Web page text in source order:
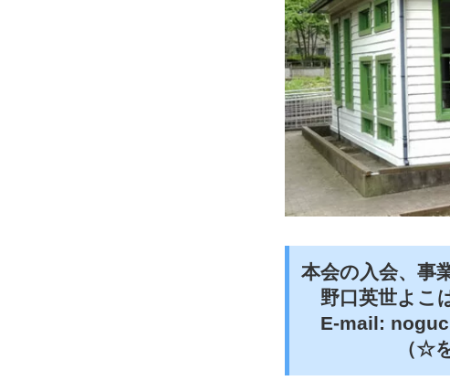
本会の入会、事
野口英世よこ
E-mail:
（☆を@に